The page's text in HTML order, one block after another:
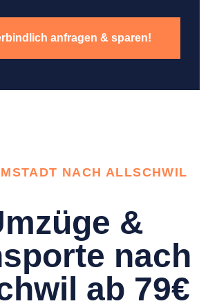
anfragen & sparen!
NACH ALLSCHWIL
&
nach
ab 79€